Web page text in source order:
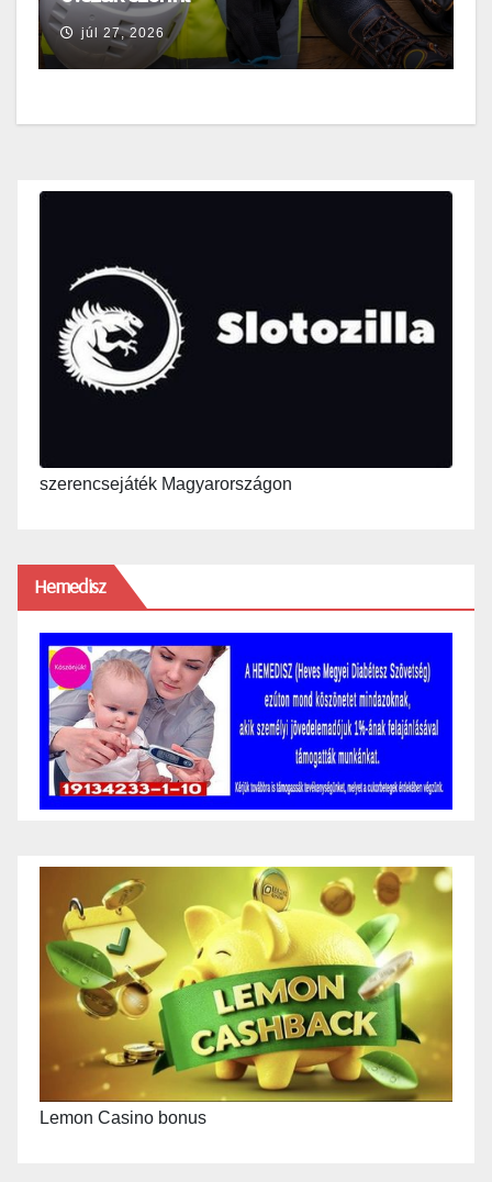
júl 27, 2026
szerencsejáték Magyarországon
Hemedisz
Lemon Casino bonus